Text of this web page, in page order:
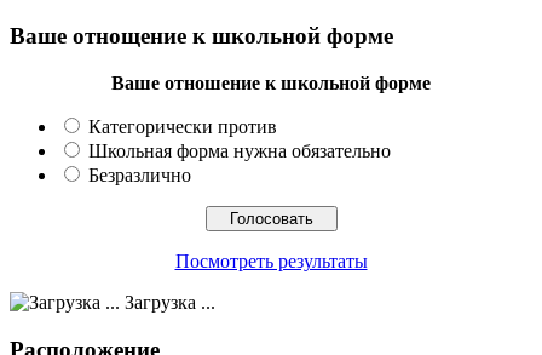
Ваше отнощение к школьной форме
Ваше отношение к школьной форме
Категорически против
Школьная форма нужна обязательно
Безразлично
Посмотреть результаты
Загрузка ...
Расположение